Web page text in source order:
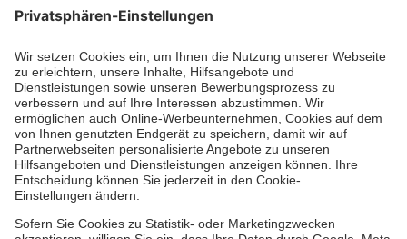
des Deutschen Spendenrats e.V.
Dienste & Leistungen